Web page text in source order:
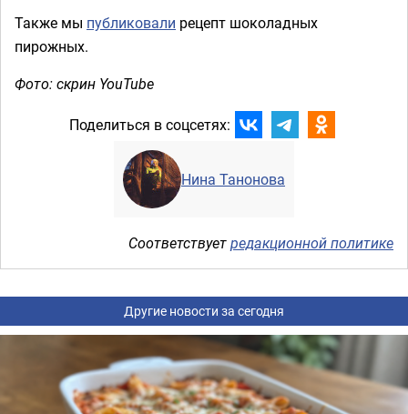
Также мы публиковали рецепт шоколадных
пирожных.
Фото: скрин YouTube
Поделиться в соцсетях:
Нина Танонова
Соответствуетредакционной политике
Другие новости за сегодня